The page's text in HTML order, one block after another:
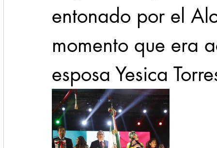
entonado por el
momento que era
esposa Yesica